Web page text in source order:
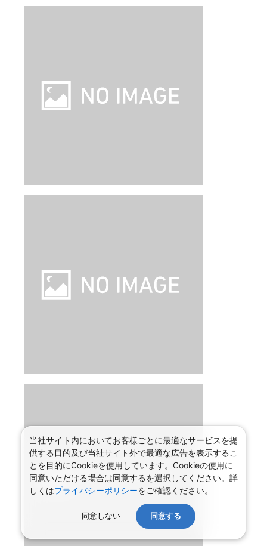
当社サイト内においてお客様ごとに最適なサービスを提
供する目的及び当社サイト外で最適な広告を表示するこ
とを目的にCookieを使用しています。Cookieの使用に
同意いただける場合は同意するを選択してください。詳
しくはプライバシーポリシーをご確認ください。
同意しない 同意する